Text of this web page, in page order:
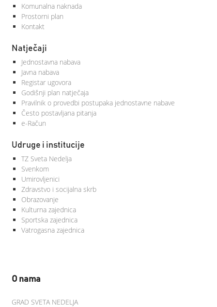
Komunalna naknada
Prostorni plan
Kontakt
Natječaji
Jednostavna nabava
Javna nabava
Registar ugovora
Godišnji plan natječaja
Pravilnik o provedbi postupaka jednostavne nabave
Često postavljana pitanja
e-Račun
Udruge i institucije
TZ Sveta Nedelja
Svenkom
Umirovljenici
Zdravstvo i socijalna skrb
Obrazovanje
Kulturna zajednica
Sportska zajednica
Vatrogasna zajednica
O nama
GRAD SVETA NEDELJA